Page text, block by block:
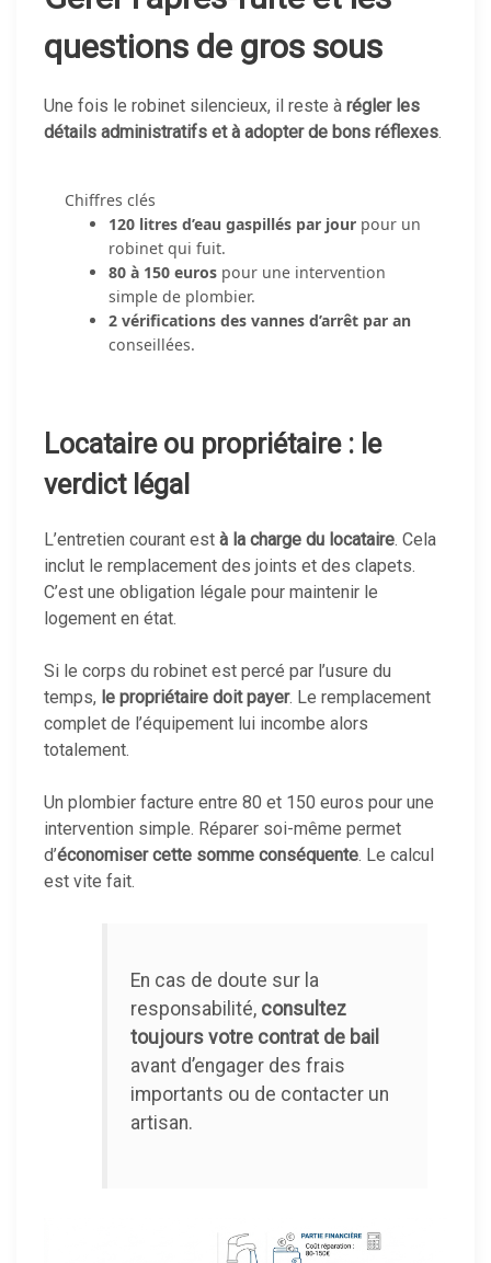
questions de gros sous
Une fois le robinet silencieux, il reste à régler les
détails administratifs et à adopter de bons réflexes.
Chiffres clés
120 litres d’eau gaspillés par jourpour un
robinet qui fuit.
80 à 150 eurospour une intervention
simple de plombier.
2 vérifications des vannes d’arrêt par an
conseillées.
Locataire ou propriétaire : le
verdict légal
L’entretien courant est à la charge du locataire. Cela
inclut le remplacement des joints et des clapets.
C’est une obligation légale pour maintenir le
logement en état.
Si le corps du robinet est percé par l’usure du
temps, le propriétaire doit payer. Le remplacement
complet de l’équipement lui incombe alors
totalement.
Un plombier facture entre 80 et 150 euros pour une
intervention simple. Réparer soi-même permet
d’économiser cette somme conséquente. Le calcul
est vite fait.
En cas de doute sur la
responsabilité, consultez
toujours votre contrat de bail
avant d’engager des frais
importants ou de contacter un
artisan.